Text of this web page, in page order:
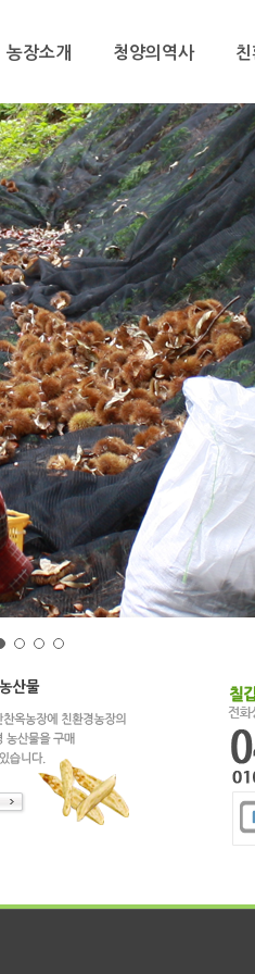
농장소개 청양의역사